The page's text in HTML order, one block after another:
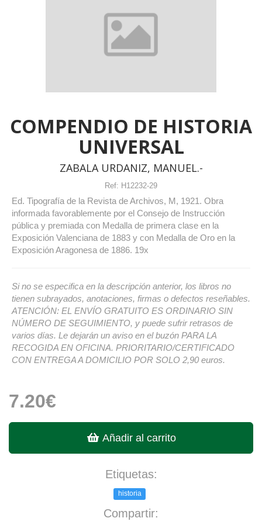
COMPENDIO DE HISTORIA
UNIVERSAL
ZABALA URDANIZ, MANUEL.-
Ref: H12232-29
Ed. Tipografía de la Revista de Archivos, M, 1921. Obra
informada favorablemente por el Consejo de Instrucción
pública y premiada con Medalla de primera clase en la
Exposición Valenciana de 1883 y con Medalla de Oro en la
Exposición Aragonesa de 1886. 19x
Si no se especifica en la descripción anterior, los libros no
tienen subrayados, anotaciones, firmas o defectos reseñables.
ATENCIÓN: EL ENVÍO GRATUITO ES ORDINARIO SIN
NÚMERO DE SEGUIMIENTO, y puede sufrir retrasos de
varios días. Le dejarán un aviso en el buzón PARA LA
RECOGIDA EN OFICINA. PRIORITARIO/CERTIFICADO
CON ENTREGA A DOMICILIO POR SOLO 2,90 euros.
7.20€
Añadir al carrito
Etiquetas:
historia
Compartir: